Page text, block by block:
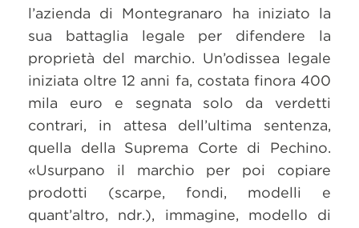
l’azienda di Montegranaro ha iniziato la
sua battaglia legale per difendere la
proprietà del marchio. Un’odissea legale
iniziata oltre 12 anni fa, costata finora 400
mila euro e segnata solo da verdetti
contrari, in attesa dell’ultima sentenza,
quella della Suprema Corte di Pechino.
«Usurpano il marchio per poi copiare
prodotti (scarpe, fondi, modelli e
quant’altro, ndr.), immagine, modello di